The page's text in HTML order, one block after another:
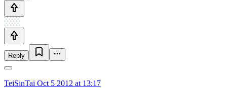
Reply
TeiSinTai Oct 5 2012 at 13:17